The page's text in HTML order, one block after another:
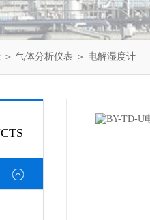
＞ 气体分析仪表 ＞ 电解湿度计